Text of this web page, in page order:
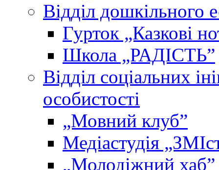
Відділ дошкільного
Гурток „Казкові
Школа „РАДІСТЬ”
Відділ соціальних
особистості
„Мовний клубˮ
Медіастудія
„Молодіжний хабˮ